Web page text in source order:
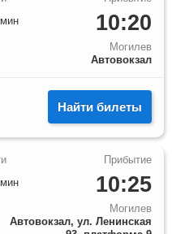
10:20
Могилев
Автовокзал
мин
Найти билеты
10:25
Могилев
Автовокзал, ул. Ленинская
мин